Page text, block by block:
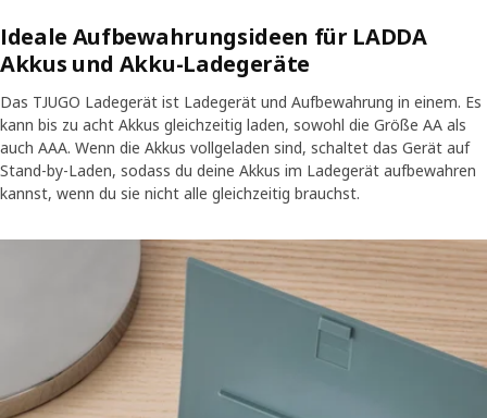
Ideale Aufbewahrungsideen für LADDA
Akkus und Akku-Ladegeräte
Das TJUGO Ladegerät ist Ladegerät und Aufbewahrung in einem. Es
kann bis zu acht Akkus gleichzeitig laden, sowohl die Größe AA als
auch AAA. Wenn die Akkus vollgeladen sind, schaltet das Gerät auf
Stand-by-Laden, sodass du deine Akkus im Ladegerät aufbewahren
kannst, wenn du sie nicht alle gleichzeitig brauchst.